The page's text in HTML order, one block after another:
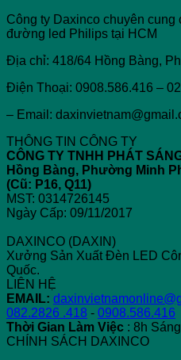
Công ty Daxinco chuyên
đường led Philips tại HCM
Địa chỉ: 418/64 Hồng Bàng,
Điện Thoại: 0908.586.416 –
– Email:
THÔNG TIN CÔNG TY
CÔNG TY TNHH PHÁT
Hồng Bàng, Phường Minh
(Cũ: P16, Q11)
MST: 0314726145
Ngày Cấp: 09/11/2017
DAXINCO (DAXIN)
Xưởng Sản Xuất Đèn LED
Quốc.
LIÊN HỆ
EMAIL:
082.2826 .418 - 0908.586.416
Thời Gian Làm Việc : 8h
CHÍNH SÁCH DAXINCO